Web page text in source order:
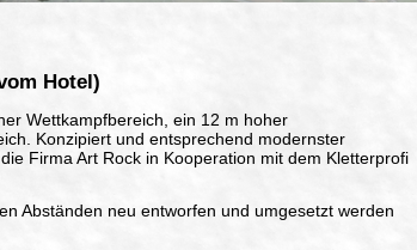
Hotel)
Wettkampfbereich, ein 12 m hoher
Konzipiert und entsprechend modernster
Firma Art Rock in Kooperation mit dem Kletterprofi
Abständen neu entworfen und umgesetzt werden